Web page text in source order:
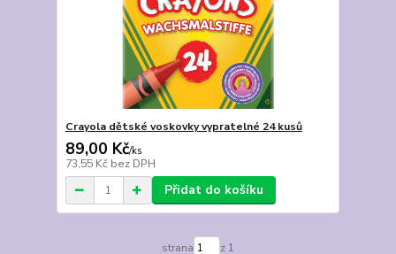
Crayola dětské voskovky vypratelné 24 kusů
89,00 Kč/ks
73,55 Kč bez DPH
Přidat do košíku
strana z 1